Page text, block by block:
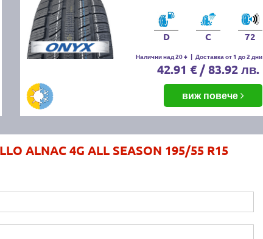
D C 72
Налични над 20 + | Доставка от 1 до 2 дни
42.91 € / 83.92 лв.
виж повече
ALNAC 4G ALL SEASON 195/55 R15